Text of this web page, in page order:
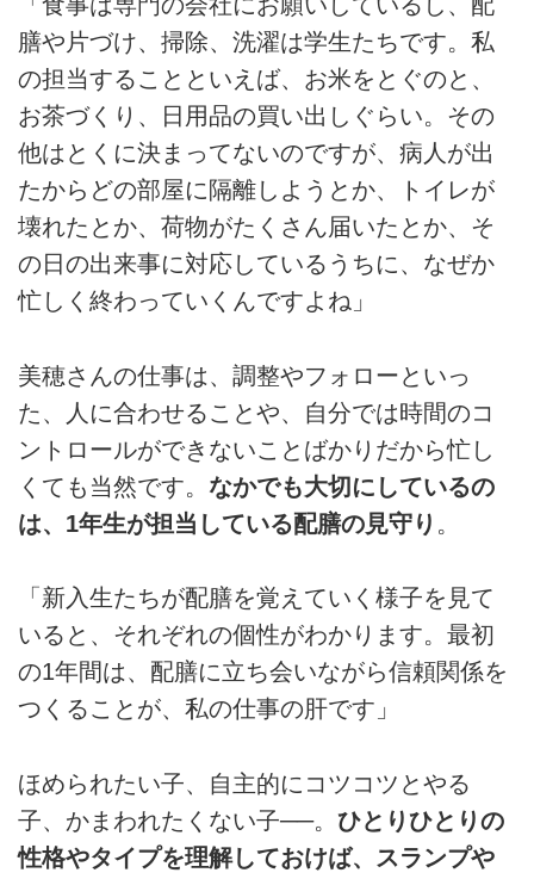
「食事は専門の会社にお願いしているし、配
膳や片づけ、掃除、洗濯は学生たちです。私
の担当することといえば、お米をとぐのと、
お茶づくり、日用品の買い出しぐらい。その
他はとくに決まってないのですが、病人が出
たからどの部屋に隔離しようとか、トイレが
壊れたとか、荷物がたくさん届いたとか、そ
の日の出来事に対応しているうちに、なぜか
忙しく終わっていくんですよね」
美穂さんの仕事は、調整やフォローといっ
た、人に合わせることや、自分では時間のコ
ントロールができないことばかりだから忙し
くても当然です。 なかでも大切にしているの
は、1年生が担当している配膳の見守り 。
「新入生たちが配膳を覚えていく様子を見て
いると、それぞれの個性がわかります。最初
の1年間は、配膳に立ち会いながら信頼関係を
つくることが、私の仕事の肝です」
ほめられたい子、自主的にコツコツとやる
子、かまわれたくない子──。 ひとりひとりの
性格やタイプを理解しておけば、スランプや